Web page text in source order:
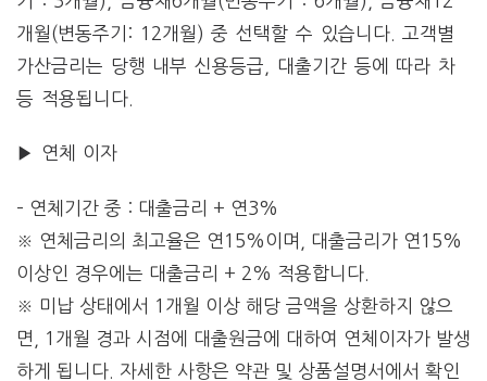
개월(변동주기: 12개월) 중 선택할 수 있습니다. 고객별
가산금리는 당행 내부 신용등급, 대출기간 등에 따라 차
등 적용됩니다.
▶ 연체 이자
– 연체기간 중 : 대출금리 + 연3%
※ 연체금리의 최고율은 연15%이며, 대출금리가 연15%
이상인 경우에는 대출금리 + 2% 적용합니다.
※ 미납 상태에서 1개월 이상 해당 금액을 상환하지 않으
면, 1개월 경과 시점에 대출원금에 대하여 연체이자가 발생
하게 됩니다. 자세한 사항은 약관 및 상품설명서에서 확인